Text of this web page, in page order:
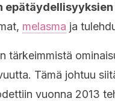
epätäydellisyyksien
melasma ja
tärkeimmistä
Tämä johtuu
vuonna 2013